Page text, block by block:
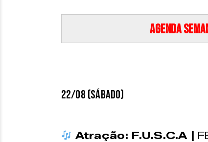
Agenda
22/08 (SÁBADO)
Atração: F.U.S.C.A |